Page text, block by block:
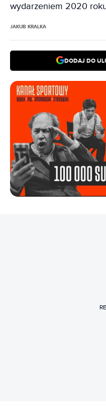
wydarzeniem 2020
JAKUB KRALKA
DODAJ DO